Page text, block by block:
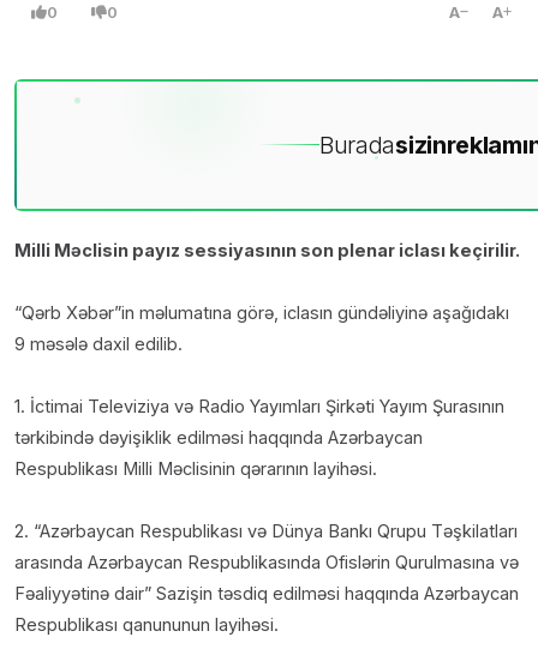
0 0 A A
Buradasizin
Milli Məclisin payız sessiyasının son plenar iclası keçirilir.
“Qərb Xəbər”in məlumatına görə, iclasın gündəliyinə aşağıdakı
9 məsələ daxil edilib.
1. İctimai Televiziya və Radio Yayımları Şirkəti Yayım Şurasının
tərkibində dəyişiklik edilməsi haqqında Azərbaycan
Respublikası Milli Məclisinin qərarının layihəsi.
2. “Azərbaycan Respublikası və Dünya Bankı Qrupu Təşkilatları
arasında Azərbaycan Respublikasında Ofislərin Qurulmasına və
Fəaliyyətinə dair” Sazişin təsdiq edilməsi haqqında Azərbaycan
Respublikası qanununun layihəsi.